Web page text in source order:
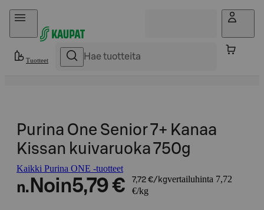
Hyppää sisältöön
Tuotteet
Purina One Senior 7+ Kanaa
Kissan kuivaruoka 750g
Kaikki Purina ONE -tuotteet
n. Noin5,79 € 7,72 €/kgvertailuhinta 7,72
€/kg